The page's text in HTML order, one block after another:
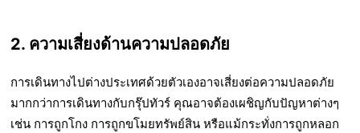
2. ความเสี่ยงด้านความปลอดภัย
การเดินทางไปต่างประเทศด้วยตัวเองอาจเสี่ยงต่อความปลอดภัย
มากกว่าการเดินทางกับกรุ๊ปทัวร์ คุณอาจต้องเผชิญกับปัญหาต่างๆ
เช่น การถูกโกง การถูกขโมยทรัพย์สิน หรือแม้กระทั่งการถูกหลอก